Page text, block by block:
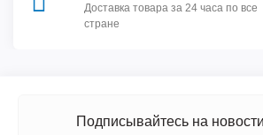
Доставка товара за 24 часа по все
стране
Подписывайтесь на